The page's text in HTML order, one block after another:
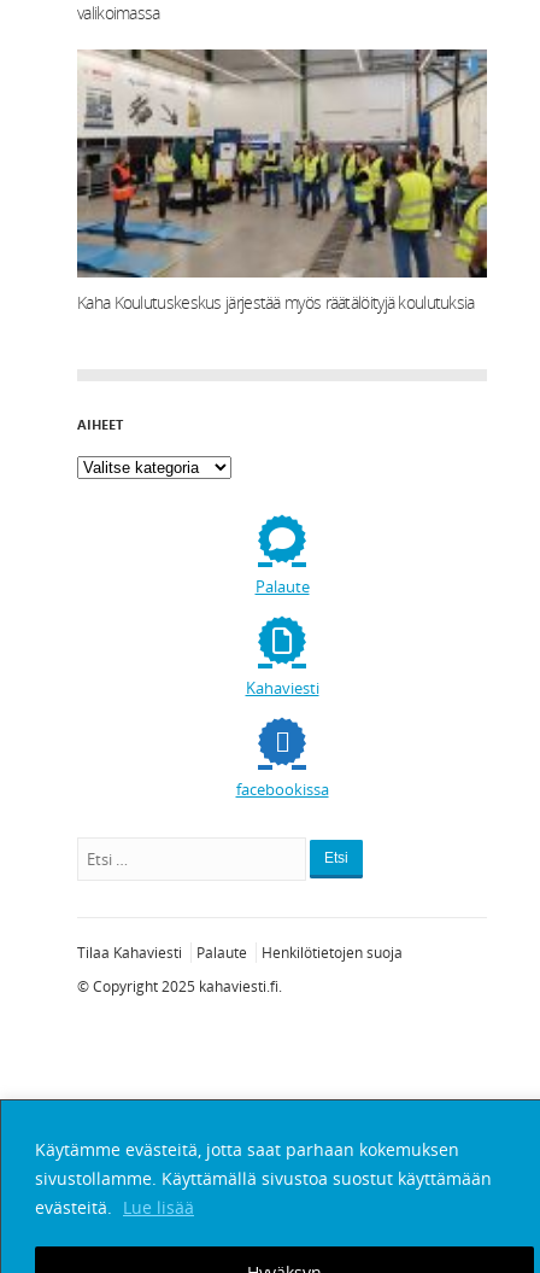
Käytämme evästeitä, jotta saat parhaan kokemuksen
sivustollamme. Käyttämällä sivustoa suostut käyttämään
evästeitä.
Lue lisää
valikoimassa
Kaha Koulutuskeskus järjestää myös räätälöityjä koulutuksia
AIHEET
Palaute
Kahaviesti
facebookissa
Etsi
Tilaa Kahaviesti Palaute
Henkilötietojen suoja
© Copyright 2025 kahaviesti.fi.